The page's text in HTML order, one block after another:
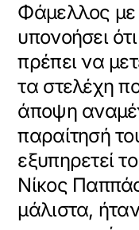
Φάμελλος με
υπονοήσει
πρέπει να
τα στελέχη
άποψη
παραίτησή
εξυπηρετεί
Νίκος
μάλιστα,